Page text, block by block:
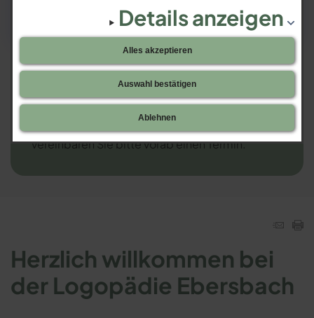
Details anzeigen
Alles akzeptieren
Auswahl bestätigen
Ablehnen
02730 Ebersbach-Neugersdorf
Bitte rufen Sie an!
Da wir eine reine Bestellpraxis sind,
vereinbaren Sie bitte vorab einen Termin.
Herzlich willkommen bei
der Logopädie Ebersbach